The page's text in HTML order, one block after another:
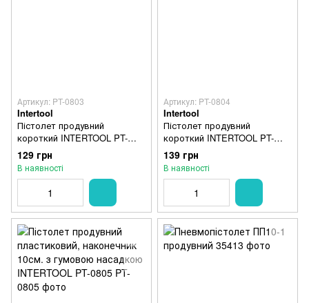
Артикул: PT-0803
Intertool
Пістолет продувний
короткий INTERTOOL PT-
0803
129 грн
В наявності
Артикул: PT-0804
Intertool
Пістолет продувний
короткий INTERTOOL PT-
0804
139 грн
В наявності